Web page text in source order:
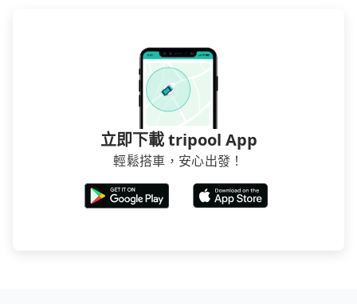
立即下載 tripool App
輕鬆搭車，安心出發！